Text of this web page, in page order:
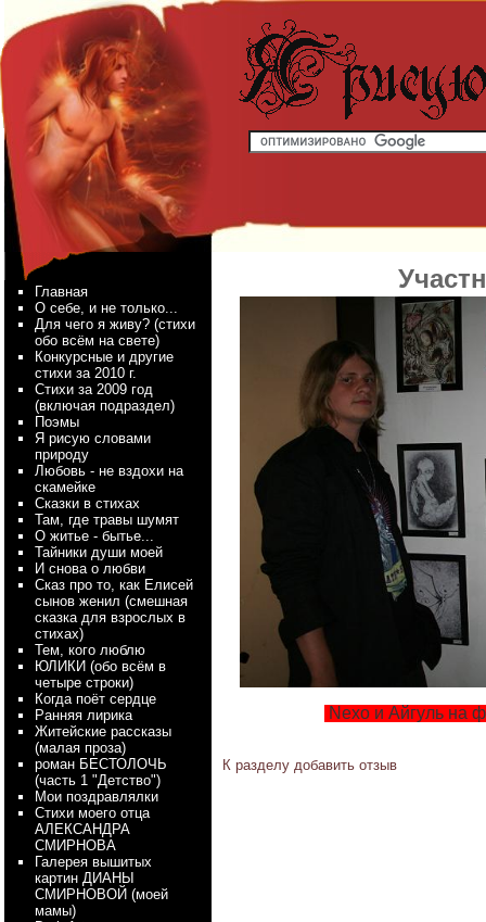
Главная
О себе, и не только...
Для чего я живу? (стихи
обо всём на свете)
Конкурсные и другие
стихи за 2010 г.
Стихи за 2009 год
(включая подраздел)
Поэмы
Я рисую словами
природу
Любовь - не вздохи на
скамейке
Сказки в стихах
Там, где травы шумят
О житье - бытье...
Тайники души моей
И снова о любви
Сказ про то, как Елисей
сынов женил (смешная
сказка для взрослых в
стихах)
Тем, кого люблю
ЮЛИКИ (обо всём в
четыре строки)
Когда поёт сердце
Ранняя лирика
Житейские рассказы
(малая проза)
роман БЕСТОЛОЧЬ
(часть 1 "Детство")
Мои поздравлялки
Стихи моего отца
АЛЕКСАНДРА
СМИРНОВА
Галерея вышитых
картин ДИАНЫ
СМИРНОВОЙ (моей
мамы)
Nexo и Айгуль на
К разделу добавить отзыв